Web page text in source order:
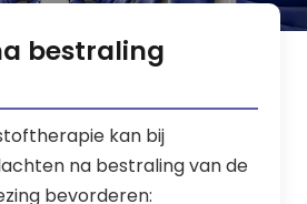
bestraling
kan bij
na bestraling van de
bevorderen: